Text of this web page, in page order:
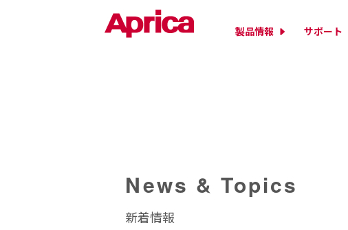
製品情報 サポート
News & Topics
新着情報